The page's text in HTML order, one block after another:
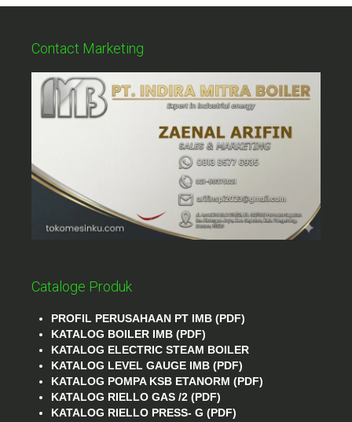
Contact Marketing
Cataloge Produk
PROFIL PERUSAHAAN PT IMB (PDF)
KATALOG BOILER IMB (PDF)
KATALOG ELECTRIC STEAM BOILER
KATALOG LEVEL GAUGE IMB (PDF)
KATALOG POMPA KSB ETANORM (PDF)
KATALOG RIELLO GAS /2 (PDF)
KATALOG RIELLO PRESS- G (PDF)